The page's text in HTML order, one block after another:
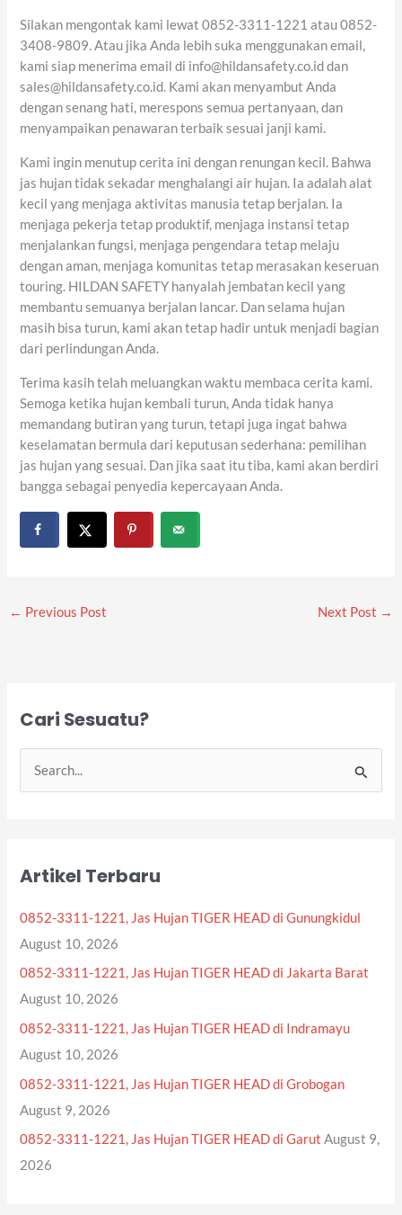
Silakan mengontak kami lewat 0852-3311-1221 atau 0852-
3408-9809. Atau jika Anda lebih suka menggunakan email,
kami siap menerima email di info@hildansafety.co.id dan
sales@hildansafety.co.id. Kami akan menyambut Anda
dengan senang hati, merespons semua pertanyaan, dan
menyampaikan penawaran terbaik sesuai janji kami.
Kami ingin menutup cerita ini dengan renungan kecil. Bahwa
jas hujan tidak sekadar menghalangi air hujan. Ia adalah alat
kecil yang menjaga aktivitas manusia tetap berjalan. Ia
menjaga pekerja tetap produktif, menjaga instansi tetap
menjalankan fungsi, menjaga pengendara tetap melaju
dengan aman, menjaga komunitas tetap merasakan keseruan
touring. HILDAN SAFETY hanyalah jembatan kecil yang
membantu semuanya berjalan lancar. Dan selama hujan
masih bisa turun, kami akan tetap hadir untuk menjadi bagian
dari perlindungan Anda.
Terima kasih telah meluangkan waktu membaca cerita kami.
Semoga ketika hujan kembali turun, Anda tidak hanya
memandang butiran yang turun, tetapi juga ingat bahwa
keselamatan bermula dari keputusan sederhana: pemilihan
jas hujan yang sesuai. Dan jika saat itu tiba, kami akan berdiri
bangga sebagai penyedia kepercayaan Anda.
← Previous Post Next Post →
Cari Sesuatu?
c
Artikel Terbaru
0852-3311-1221, Jas Hujan TIGER HEAD di Gunungkidul
August 10, 2026
0852-3311-1221, Jas Hujan TIGER HEAD di Jakarta Barat
August 10, 2026
0852-3311-1221, Jas Hujan TIGER HEAD di Indramayu
August 10, 2026
0852-3311-1221, Jas Hujan TIGER HEAD di Grobogan
August 9, 2026
0852-3311-1221, Jas Hujan TIGER HEAD di Garut August 9,
2026